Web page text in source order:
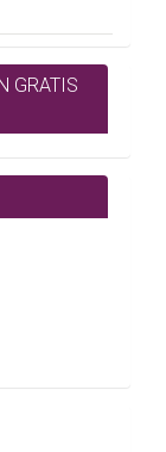
GRATIS